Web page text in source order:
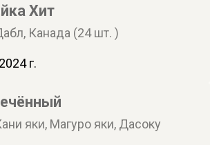
Хит
Канада (24 шт. )
г.
яки, Магуро яки, Дасоку